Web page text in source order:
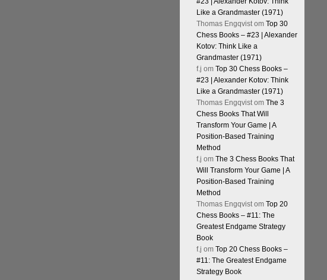
Like a Grandmaster (1971)
Thomas Engqvistom Top 30
Chess Books – #23 | Alexander
Kotov: Think Like a
Grandmaster (1971)
f.j om Top 30 Chess Books –
#23 | Alexander Kotov: Think
Like a Grandmaster (1971)
Thomas Engqvistom The 3
Chess Books That Will
Transform Your Game | A
Position-Based Training
Method
f.j om The 3 Chess Books That
Will Transform Your Game | A
Position-Based Training
Method
Thomas Engqvistom Top 20
Chess Books – #11: The
Greatest Endgame Strategy
Book
f.j om Top 20 Chess Books –
#11: The Greatest Endgame
Strategy Book